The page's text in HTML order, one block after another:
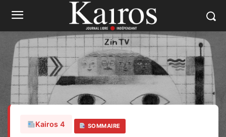
Kairos 4 SOMMAIRE